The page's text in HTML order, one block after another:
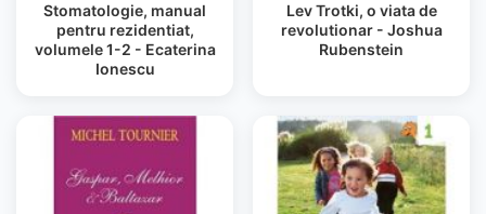
Stomatologie, manual
pentru rezidentiat,
volumele 1-2 - Ecaterina
Ionescu
Lev Trotki, o viata de
revolutionar - Joshua
Rubenstein